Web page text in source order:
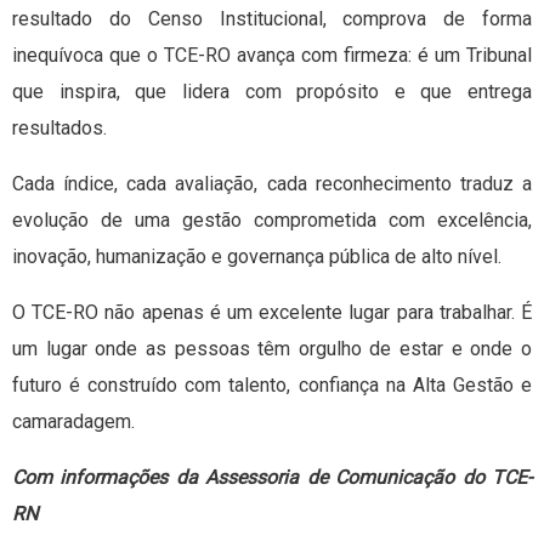
resultado do Censo Institucional, comprova de forma
inequívoca que o TCE-RO avança com firmeza: é um Tribunal
que inspira, que lidera com propósito e que entrega
resultados.
Cada índice, cada avaliação, cada reconhecimento traduz a
evolução de uma gestão comprometida com excelência,
inovação, humanização e governança pública de alto nível.
O TCE-RO não apenas é um excelente lugar para trabalhar. É
um lugar onde as pessoas têm orgulho de estar e onde o
futuro é construído com talento, confiança na Alta Gestão e
camaradagem.
Com informações da Assessoria de Comunicação do TCE-
RN